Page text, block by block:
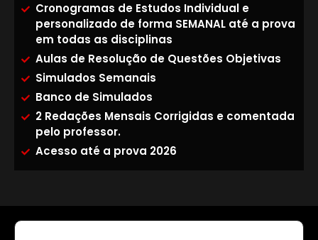
Cronogramas de Estudos Individual e
personalizado de forma SEMANAL até a prova
em todas as disciplinas
Aulas de Resolução de Questões Objetivas
Simulados Semanais
Banco de Simulados
2 Redações Mensais Corrigidas e comentada
pelo professor.
Acesso até a prova 2026